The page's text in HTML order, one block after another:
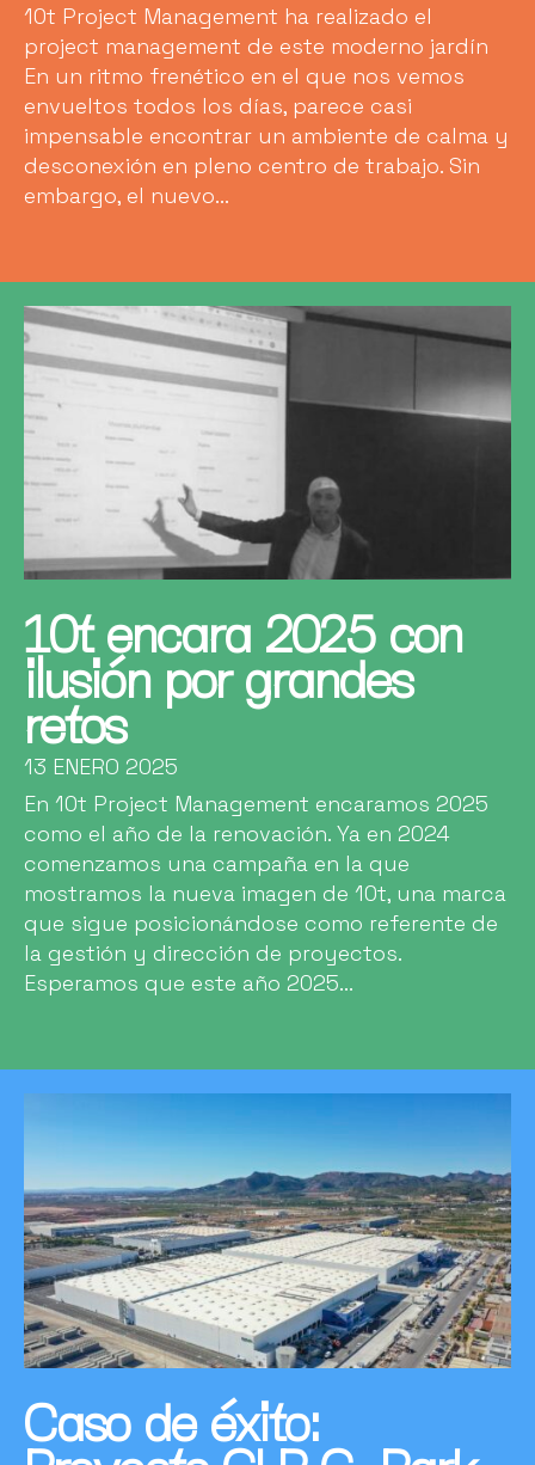
10t Project Management ha realizado el
project management de este moderno jardín
En un ritmo frenético en el que nos vemos
envueltos todos los días, parece casi
impensable encontrar un ambiente de calma y
desconexión en pleno centro de trabajo. Sin
embargo, el nuevo...
10t encara 2025 con
ilusión por grandes
retos
13 ENERO 2025
En 10t Project Management encaramos 2025
como el año de la renovación. Ya en 2024
comenzamos una campaña en la que
mostramos la nueva imagen de 10t, una marca
que sigue posicionándose como referente de
la gestión y dirección de proyectos.
Esperamos que este año 2025...
Caso de éxito: